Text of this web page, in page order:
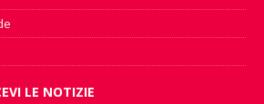
LE NOTIZIE